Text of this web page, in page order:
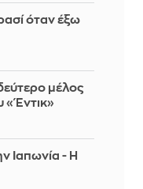
όταν έξω
μέλος
«Έντικ»
Ιαπωνία - Η